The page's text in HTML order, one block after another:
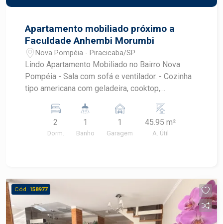
Apartamento mobiliado próximo a
Faculdade Anhembi Morumbi
Nova Pompéia - Piracicaba/SP
Lindo Apartamento Mobiliado no Bairro Nova
Pompéia - Sala com sofá e ventilador. - Cozinha
tipo americana com geladeira, cooktop,
planejados. - Banheiro com box e gabinete. -
Dormitório 1: Cama de casal, armário planejado e
ventilador de teto. - Dormitório 2: Armário e
2
Dorm.
1
Banho
1
Garagem
45.95 m²
A. Útil
Cód. 158977